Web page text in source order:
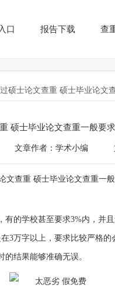
口 报告下载 查
硕士论文查重 硕士毕业论文
硕士毕业论文查重一般要
文章作者：学术小编
的学校甚至要求3%内，并
3万字以上，要求比较严格
结果能够准确无误。